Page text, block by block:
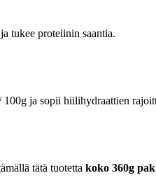
tukee proteiinin saantia.
ja sopii hiilihydraattien
tätä tuotetta koko 360g